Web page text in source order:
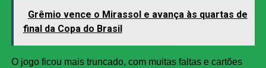
Grêmio vence o Mirassol e avança às quartas de
final da Copa do Brasil
O jogo ficou mais truncado, com muitas faltas e cartões